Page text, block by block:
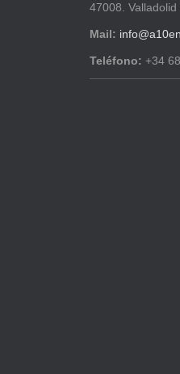
47008. Valladolid
Mail:
Teléfono: +34